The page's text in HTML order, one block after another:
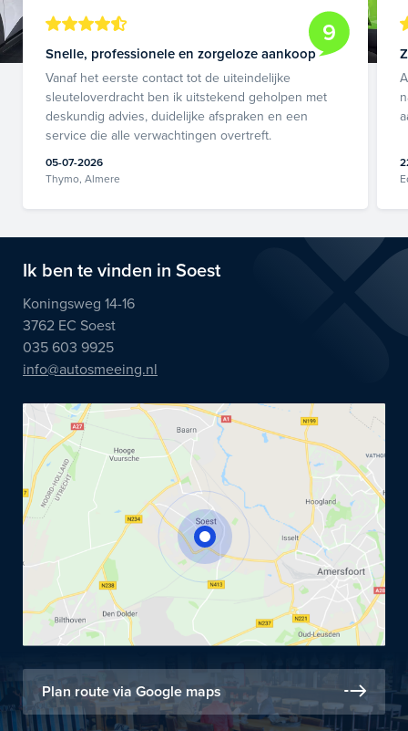
9
Snelle, professionele en zorgeloze aankoop
Vanaf het eerste contact tot de uiteindelijke
sleuteloverdracht ben ik uitstekend geholpen met
deskundig advies, duidelijke afspraken en een
service die alle verwachtingen overtreft.
05-07-2026
Thymo, Almere
Ik ben te vinden in Soest
Koningsweg 14-16
3762 EC Soest
035 603 9925
info@autosmeeing.nl
Plan route via Google maps